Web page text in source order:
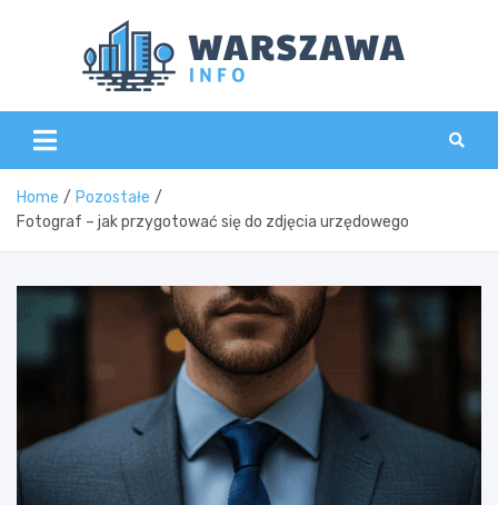
Home
Pozostałe
Fotograf – jak przygotować się do zdjęcia urzędowego